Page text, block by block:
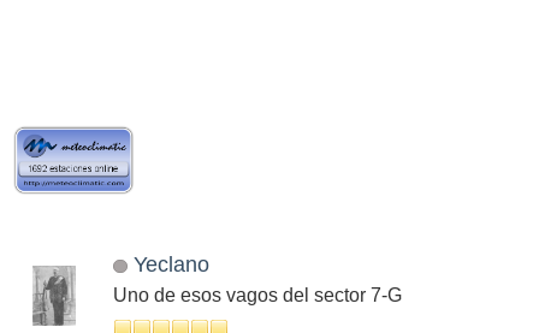
Yeclano
Uno de esos vagos del sector 7-G